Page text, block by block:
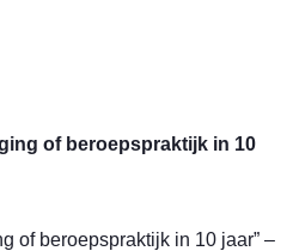
of beroepspraktijk in 10
of beroepspraktijk in 10 jaar” –